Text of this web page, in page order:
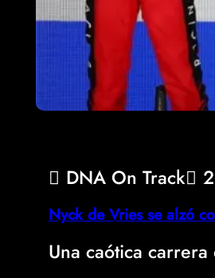
DNA On Track
Nyck de Vries se alzó
Una caótica